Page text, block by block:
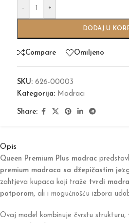
- +
DODAJ U
Compare Omiljeno
SKU: 626-00003
Kategorija: Madraci
Share:
Opis
Queen Premium Plus madrac
premium madraca sa džepičastim
zahtjeva kupaca koji traže tvrdi
potporom, ali i mogućnošću izbora
Ovaj model kombinuje čvrstu strukturu,